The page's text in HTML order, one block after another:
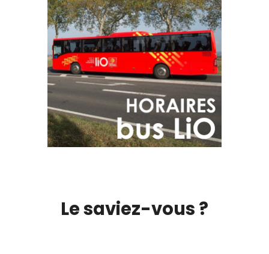
Le saviez-vous ?